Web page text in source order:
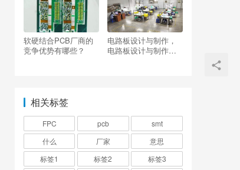
软硬结合PCB厂商的
竞争优势有哪些？
电路板设计与制作，
电路板设计与制作是
相关标签
FPC pcb
smt
什么
厂家
意思
标签1
标签2 标签3